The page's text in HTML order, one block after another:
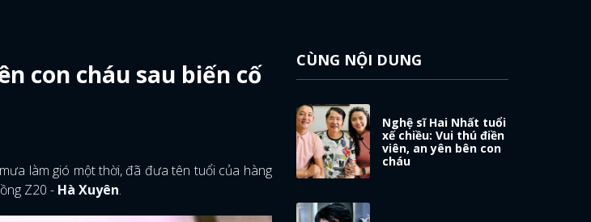
con cháu sau biến cố
làm gió một thời, đã đưa tên tuổi của hàng
Z20 - Hà Xuyên.
CÙNG NỘI DUNG
Nghệ sĩ Hai Nhất tuổi
xế chiều: Vui thú điền
viên, an yên bên con
cháu